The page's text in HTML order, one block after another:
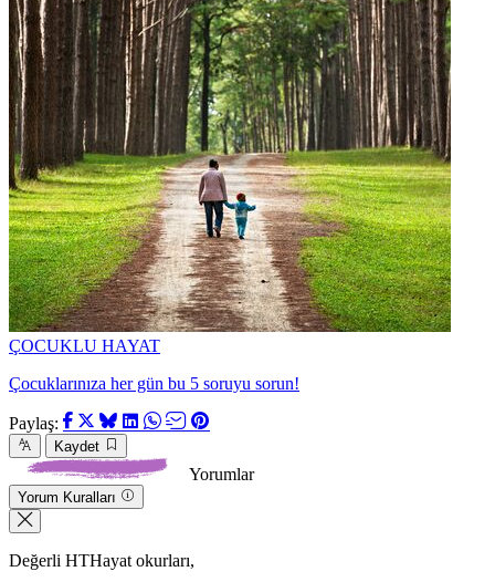
ÇOCUKLU HAYAT
Çocuklarınıza her gün bu 5 soruyu sorun!
Paylaş:
Kaydet
Yorumlar
Yorum Kuralları
Değerli HTHayat okurları,